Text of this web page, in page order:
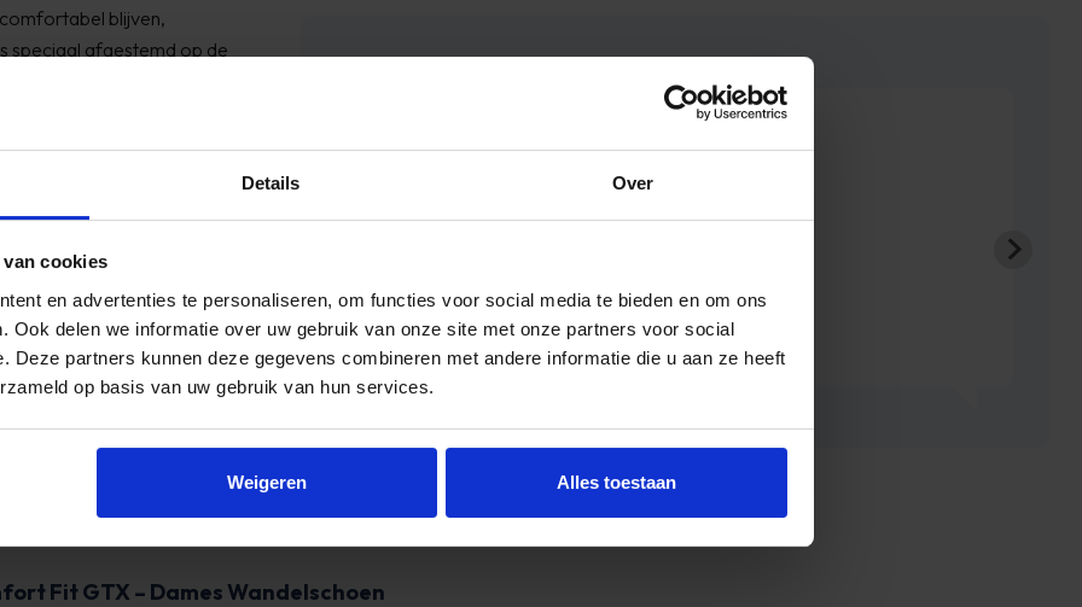
Details Over
cookies
en advertenties te personaliseren, om functies voor social media te bieden en om ons
Ook delen we informatie over uw gebruik van onze site met onze partners voor social
Deze partners kunnen deze gegevens combineren met andere informatie die u aan ze heeft
op basis van uw gebruik van hun services.
Weigeren Alles toestaan
blijven,
speciaal afgestemd op de
vermindert
op verschillende
zodat je vol
je voor een betrouwbare,
en ondersteunt
erg blij.
Heel goed
Lusi
Fit GTX – Dames Wandelschoen